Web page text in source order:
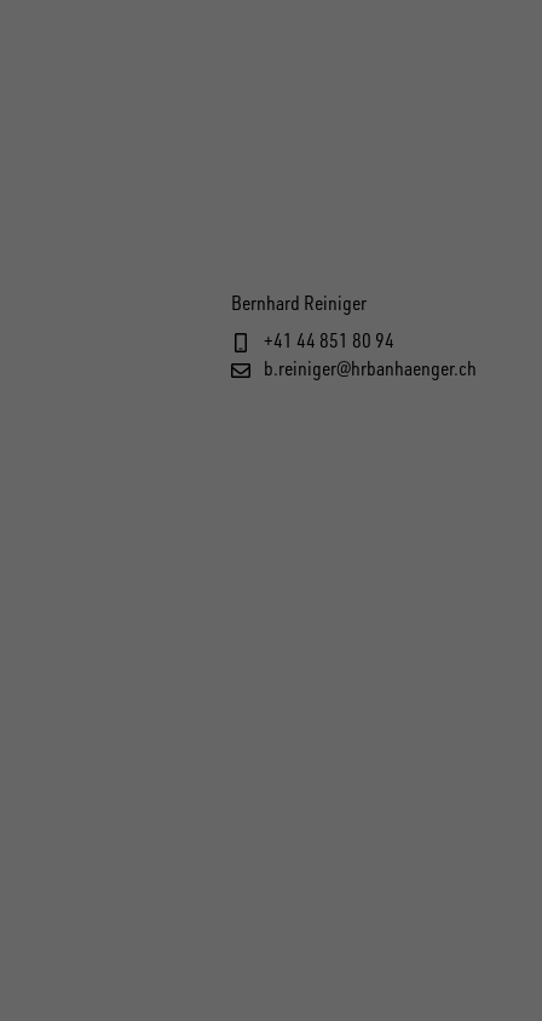
Bernhard Reiniger
+41 44 851 80 94
b.reiniger@hrbanhaenger.ch